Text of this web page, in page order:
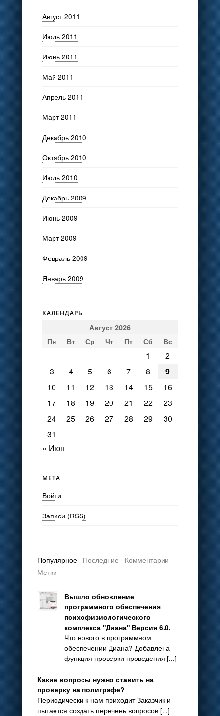
Август 2011
Июль 2011
Июнь 2011
Май 2011
Апрель 2011
Март 2011
Декабрь 2010
Октябрь 2010
Июль 2010
Декабрь 2009
Июнь 2009
Март 2009
Февраль 2009
Январь 2009
КАЛЕНДАРЬ
Август 2026
Пн
Вт Ср Чт Пт Сб Вс
1
2
3
4 5 6 7 8
9
10
11 12 13 14 15
16
17
18 19 20 21 22
23
24
25 26 27 28 29
30
31
« Июн
МЕТА
Войти
Записи (RSS)
Популярное Последние
Комментарии
Метки
Вышло обновление
программного обеспечения
психофизиологического
комплекса "Диана" Версия 6.0.
Что нового в программном
обеспечении Диана? Добавлена
функция проверки проведения [...]
Какие вопросы нужно ставить на
проверку на полиграфе?
Периодически к нам приходит Заказчик и
пытается создать перечень вопросов [...]